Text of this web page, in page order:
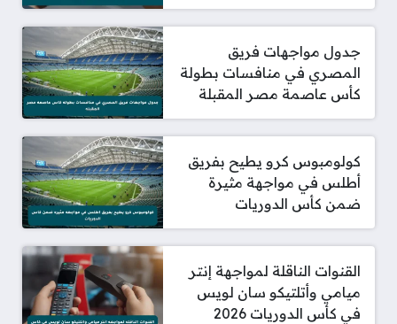
جدول مواجهات فريق
المصري في منافسات بطولة
كأس عاصمة مصر المقبلة
كولومبوس كرو يطيح بفريق
أطلس في مواجهة مثيرة
ضمن كأس الدوريات
القنوات الناقلة لمواجهة إنتر
ميامي وأتلتيكو سان لويس
في كأس الدوريات 2026